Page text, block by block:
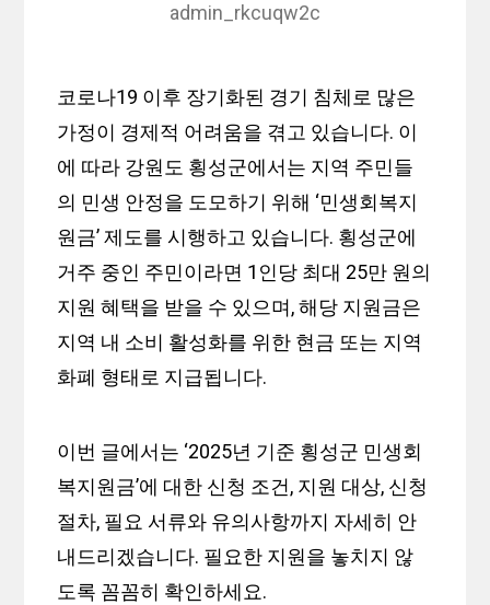
admin_rkcuqw2c
코로나19 이후 장기화된 경기 침체로 많은
가정이 경제적 어려움을 겪고 있습니다. 이
에 따라 강원도 횡성군에서는 지역 주민들
의 민생 안정을 도모하기 위해 ‘민생회복지
원금’ 제도를 시행하고 있습니다. 횡성군에
거주 중인 주민이라면 1인당 최대 25만 원의
지원 혜택을 받을 수 있으며, 해당 지원금은
지역 내 소비 활성화를 위한 현금 또는 지역
화폐 형태로 지급됩니다.
이번 글에서는 ‘2025년 기준 횡성군 민생회
복지원금’에 대한 신청 조건, 지원 대상, 신청
절차, 필요 서류와 유의사항까지 자세히 안
내드리겠습니다. 필요한 지원을 놓치지 않
도록 꼼꼼히 확인하세요.